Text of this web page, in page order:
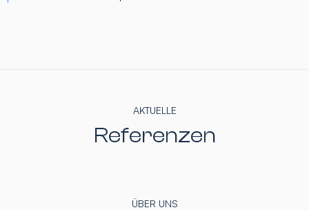
AKTUELLE
Referenzen
ÜBER UNS